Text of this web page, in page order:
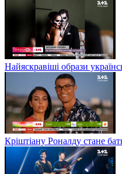
Найяскравіші образи
Кріштіану Роналду стане